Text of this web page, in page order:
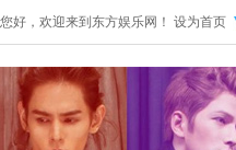
您好，欢迎来到东方娱乐网！ 设为首页